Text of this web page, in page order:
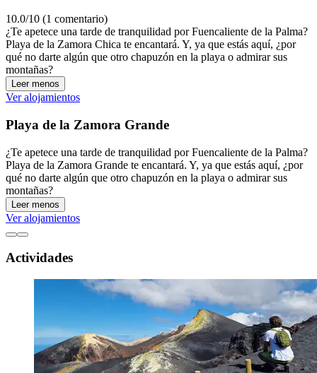
10.0/10 (1 comentario)
¿Te apetece una tarde de tranquilidad por Fuencaliente de la Palma?
Playa de la Zamora Chica te encantará. Y, ya que estás aquí, ¿por
qué no darte algún que otro chapuzón en la playa o admirar sus
montañas?
Leer menos
Ver alojamientos
Playa de la Zamora Grande
¿Te apetece una tarde de tranquilidad por Fuencaliente de la Palma?
Playa de la Zamora Grande te encantará. Y, ya que estás aquí, ¿por
qué no darte algún que otro chapuzón en la playa o admirar sus
montañas?
Leer menos
Ver alojamientos
Actividades